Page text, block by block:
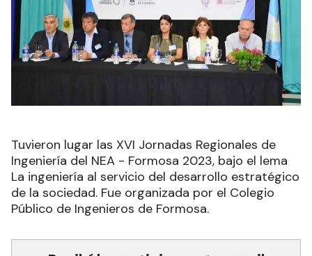
Tuvieron lugar las XVI Jornadas Regionales de
Ingeniería del NEA - Formosa 2023, bajo el lema
La ingeniería al servicio del desarrollo estratégico
de la sociedad. Fue organizada por el Colegio
Público de Ingenieros de Formosa.